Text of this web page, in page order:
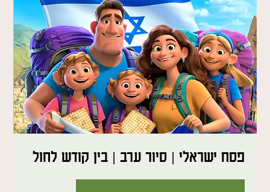
פסח ישראלי | סיור ערב | בין קודש לחול